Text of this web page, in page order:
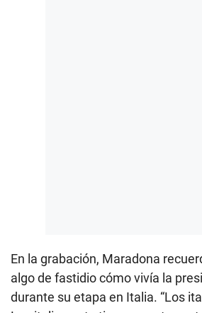
En la grabación, Maradona
algo de fastidio cómo vivía la
durante su etapa en Italia. “Los